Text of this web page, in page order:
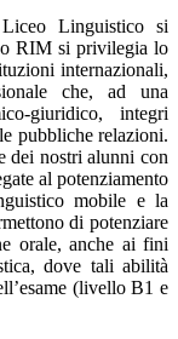
Linguistico si
RIM si privilegia lo
internazionali,
che, ad una
giuridico, integri
pubbliche relazioni.
dei nostri alunni con
al potenziamento
mobile e la
di potenziare
orale, anche ai fini
dove tali abilità
(livello B1 e